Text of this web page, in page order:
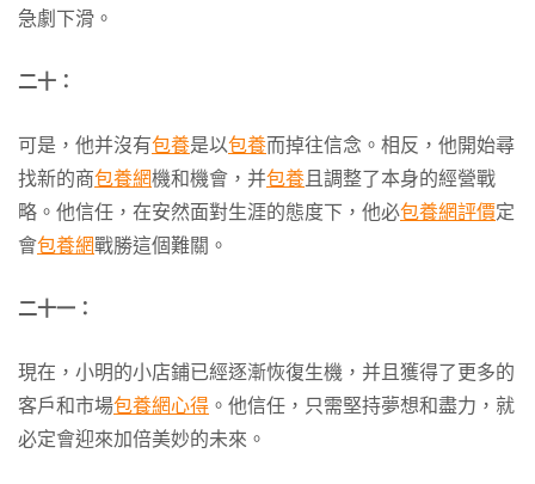
急劇下滑。
二十：
可是，他并沒有包養是以包養而掉往信念。相反，他開始尋
找新的商包養網機和機會，并包養且調整了本身的經營戰
略。他信任，在安然面對生涯的態度下，他必包養網評價定
會包養網戰勝這個難關。
二十一：
現在，小明的小店鋪已經逐漸恢復生機，并且獲得了更多的
客戶和市場包養網心得 。他信任，只需堅持夢想和盡力，就
必定會迎來加倍美妙的未來。